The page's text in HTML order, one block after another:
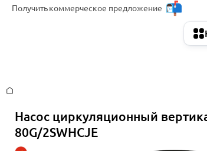
Получитькоммерческое предложение
Насос циркуляционный
80G/2SWHCJE